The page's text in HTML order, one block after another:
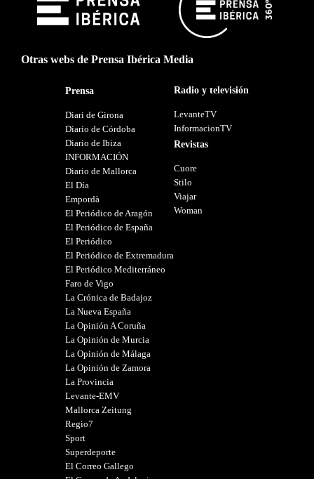
Otras webs de Prensa Ibérica Media
Prensa
Diari de Girona
Diario de Córdoba
Diario de Ibiza
INFORMACIÓN
Diario de Mallorca
El Día
Empordà
El Periódico de Aragón
El Periódico de España
El Periódico
El Periódico de Extremadura
El Periódico Mediterráneo
Faro de Vigo
La Crónica de Badajoz
La Nueva España
La Opinión A Coruña
La Opinión de Murcia
La Opinión de Málaga
La Opinión de Zamora
La Provincia
Levante-EMV
Mallorca Zeitung
Regio7
Sport
Superdeporte
El Correo Gallego
Radio y televisión
LevanteTV
InformacionTV
Revistas
Cuore
Stilo
Viajar
Woman